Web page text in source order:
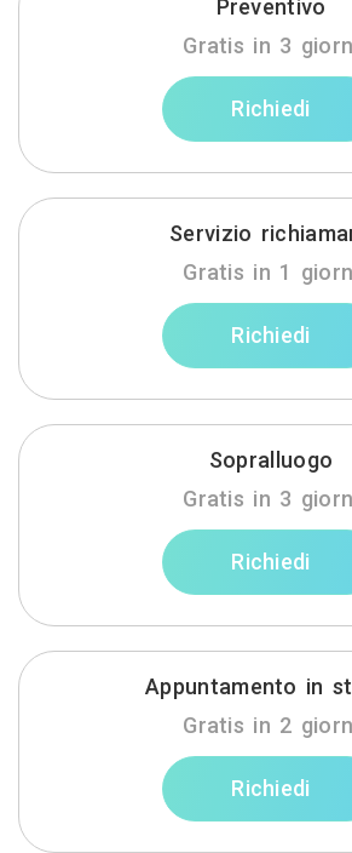
Preventivo
Gratis in 3
Richiedi
Servizio
Gratis in 1
Richiedi
Sopralluogo
Gratis in 3
Richiedi
Appuntamento in
Gratis in 2
Richiedi